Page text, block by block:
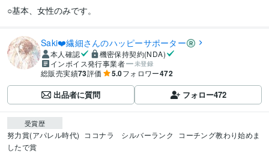
Saki❤️繊細さんのハッピーサポーター
本人確認
機密保持契約(NDA)
インボイス発行事業者
未登録
総販売実績73評価 5.0フォロワー472
出品者に質問 フォロー472
受賞歴
努力賞(アパレル時代) ココナラ　シルバーランク
コーチング教わり始めま
したで賞